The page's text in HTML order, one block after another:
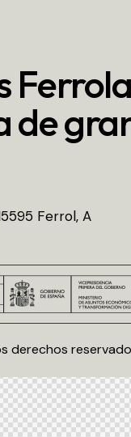
de
Ferrol, A
derechos